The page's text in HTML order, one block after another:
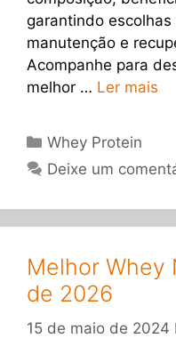
garantindo
manutenção e
Acompanhe para
melhor … Ler mais
Categorias
Whey Protein
Deixe um
Melhor Whey
de 2026
15 de maio de 2024